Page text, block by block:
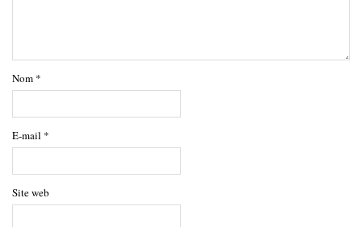
Nom *
E-mail *
Site web